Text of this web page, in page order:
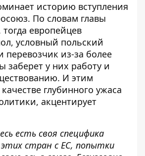
историю вступления
По словам главы
европейцев
условный польский
перевозчик из-за более
заберет у них работу и
И этим
глубинного ужаса
акцентирует
есть своя специфика
стран с ЕС, попытки